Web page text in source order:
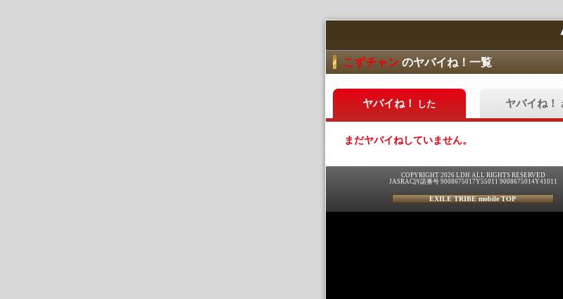
こずチャン のヤバイね！一覧
ヤバイね！ した ヤバイね！
まだヤバイねしていません。
COPYRIGHT 2026 LDH ALL RIGHTS RESERVED
JASRAC許諾番号 9008675017Y55011 9008675014Y41011
EXILE TRIBE mobile TOP